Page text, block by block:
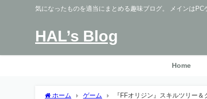
気になったものを適当にまとめる趣味ブログ。 メインは
HAL’s Blog
Home
ホーム ゲーム 『FFオリジン』スキルツリー